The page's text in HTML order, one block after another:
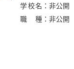
学校名 ： 非公開
職種 ： 非公開